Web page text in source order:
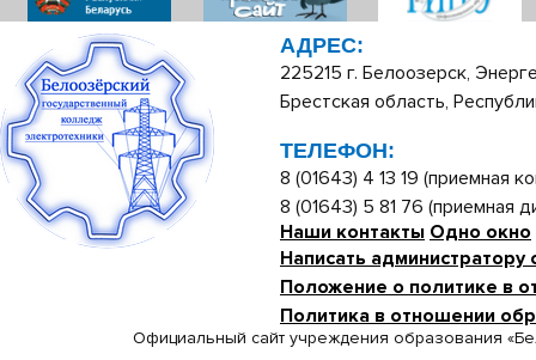
АДРЕС:
225215 г. Белоозерск,
Брестская область,
ТЕЛЕФОН:
8 (01643) 4 13 19 (приемная
8 (01643) 5 81 76 (приемная
Наши контакты Одно окно
Написать администратору
Положение о политике в
Политика в отношении
Официальный сайт учреждения образования